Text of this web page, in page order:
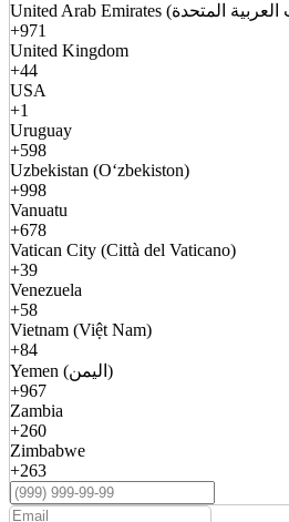
+971
United Kingdom
+44
USA
+1
Uruguay
+598
Uzbekistan (Oʻzbekiston)
+998
Vanuatu
+678
Vatican City (Città del Vaticano)
+39
Venezuela
+58
Vietnam (Việt Nam)
+84
Yemen (اليمن)
+967
Zambia
+260
Zimbabwe
+263